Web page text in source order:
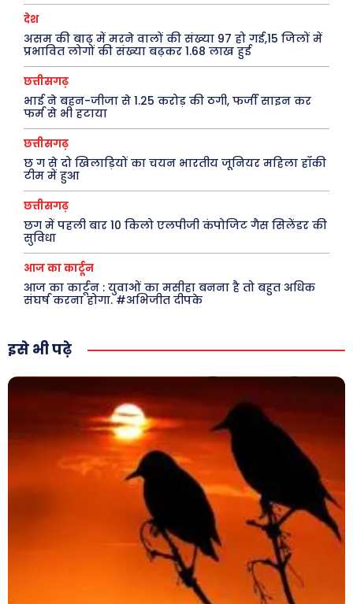
मनोरंजन
फ़िल्मी दुनिया
खेल
अजब-ग़ज़ब
पर्यटन
जानकारी
Tech
Mobiles
स्वास्थ्य
क़ायदे क़ानून जानकारी
अन्य
धर्म व अध्यात्म
Real Estate
Facebook Instagram
X Youtube
About Us Privacy Policy
देश
असम की बाढ़ में मरने वालों की संख्या 97 हो गई,15 जिलों में
प्रभावित लोगों की संख्या बढ़कर 1.68 लाख हुई
छत्तीसगढ़
भाई ने बहन-जीजा से 1.25 करोड़ की ठगी, फर्जी साइन कर
फर्म से भी हटाया
छत्तीसगढ़
छ ग से दो खिलाड़ियों का चयन भारतीय जूनियर महिला हॉकी
टीम में हुआ
छत्तीसगढ़
छग में पहली बार 10 किलो एलपीजी कंपोजिट गैस सिलेंडर की
सुविधा
आज का कार्टून
आज का कार्टून : युवाओं का मसीहा बनना है तो बहुत अधिक
संघर्ष करना होगा. #अभिजीत दीपके
इसे भी पढ़े